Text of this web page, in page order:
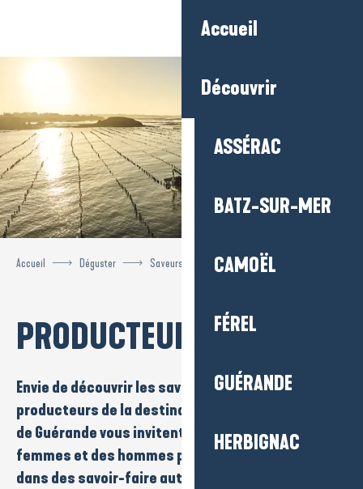
Accueil
Découvrir
ASSÉRAC
BATZ-SUR-MER
CAMOËL
FÉREL
GUÉRANDE
HERBIGNAC
Accueil Déguster Saveurs locales Producteurs
PRODUCTEURS
Envie de découvrir les saveurs locales? Les
producteurs de la destination
de Guérandevous invitent à rencontrer des
femmes et des hommes passionnés, engagés
dans des savoir-faire authentiques.